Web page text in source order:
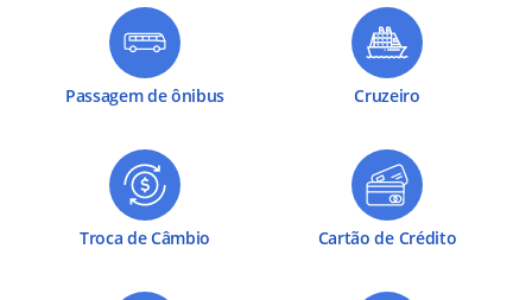
Passagem de ônibus Cruzeiro
Troca de Câmbio Cartão de Crédito